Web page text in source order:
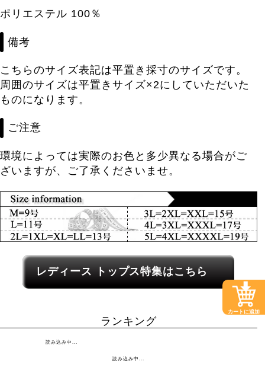
ポリエステル 100％
備考
こちらのサイズ表記は平置き採寸のサイズです。
周囲のサイズは平置きサイズ×2にしていただいた
ものになります。
ご注意
環境によっては実際のお色と多少異なる場合がご
ざいますが、ご了承くださいませ。
レディース関連カテゴリーへのリンク
レディース トップス特集はこちら
ランキング
読み込み中...
読み込み中...
カートに追加